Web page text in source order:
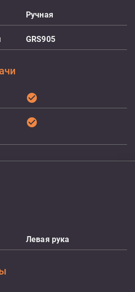
Ручная
GRS905
check_circle
check_circle
Левая рука